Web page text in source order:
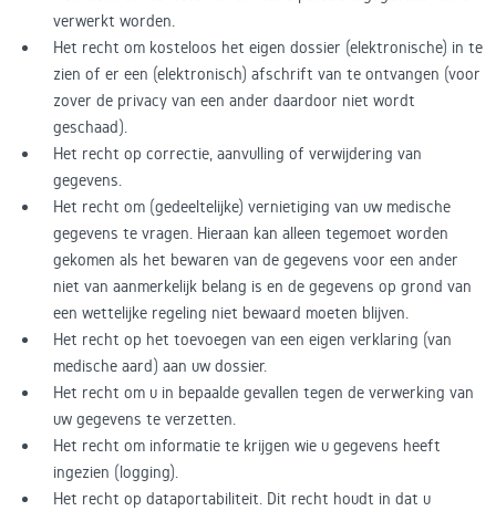
verwerkt worden.
Het recht om kosteloos het eigen dossier (elektronische) in te
zien of er een (elektronisch) afschrift van te ontvangen (voor
zover de privacy van een ander daardoor niet wordt
geschaad).
Het recht op correctie, aanvulling of verwijdering van
gegevens.
Het recht om (gedeeltelijke) vernietiging van uw medische
gegevens te vragen. Hieraan kan alleen tegemoet worden
gekomen als het bewaren van de gegevens voor een ander
niet van aanmerkelijk belang is en de gegevens op grond van
een wettelijke regeling niet bewaard moeten blijven.
Het recht op het toevoegen van een eigen verklaring (van
medische aard) aan uw dossier.
Het recht om u in bepaalde gevallen tegen de verwerking van
uw gegevens te verzetten.
Het recht om informatie te krijgen wie u gegevens heeft
ingezien (logging).
Het recht op dataportabiliteit. Dit recht houdt in dat u